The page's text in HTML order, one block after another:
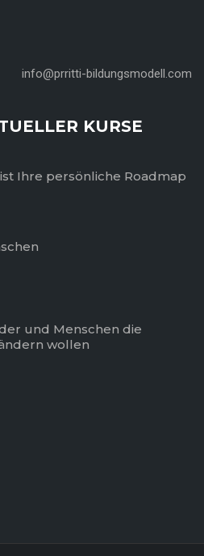
info@prritti-bildungsmodell.com
KURSE
Ihre persönliche Roadmap
und Menschen die
wollen